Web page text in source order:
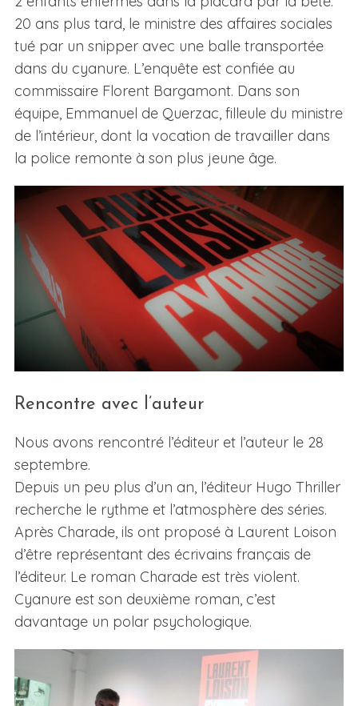
20 ans plus tard, le ministre des affaires sociales
tué par un snipper avec une balle transportée
dans du cyanure. L’enquête est confiée au
commissaire Florent Bargamont. Dans son
équipe, Emmanuel de Querzac, filleule du ministre
de l’intérieur, dont la vocation de travailler dans
la police remonte à son plus jeune âge.
Rencontre avec l’auteur
Nous avons rencontré l’éditeur et l’auteur le 28
septembre.
Depuis un peu plus d’un an, l’éditeur Hugo Thriller
recherche le rythme et l’atmosphère des séries.
Après Charade, ils ont proposé à Laurent Loison
d’être représentant des écrivains français de
l’éditeur. Le roman Charade est très violent.
Cyanure est son deuxième roman, c’est
davantage un polar psychologique.